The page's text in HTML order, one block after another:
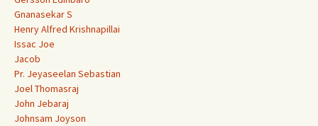
Gnanasekar S
Henry Alfred Krishnapillai
Issac Joe
Jacob
Pr. Jeyaseelan Sebastian
Joel Thomasraj
John Jebaraj
Johnsam Joyson